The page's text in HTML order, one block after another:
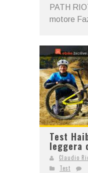
PATH
motore
Test
leggera
Claudio
Test